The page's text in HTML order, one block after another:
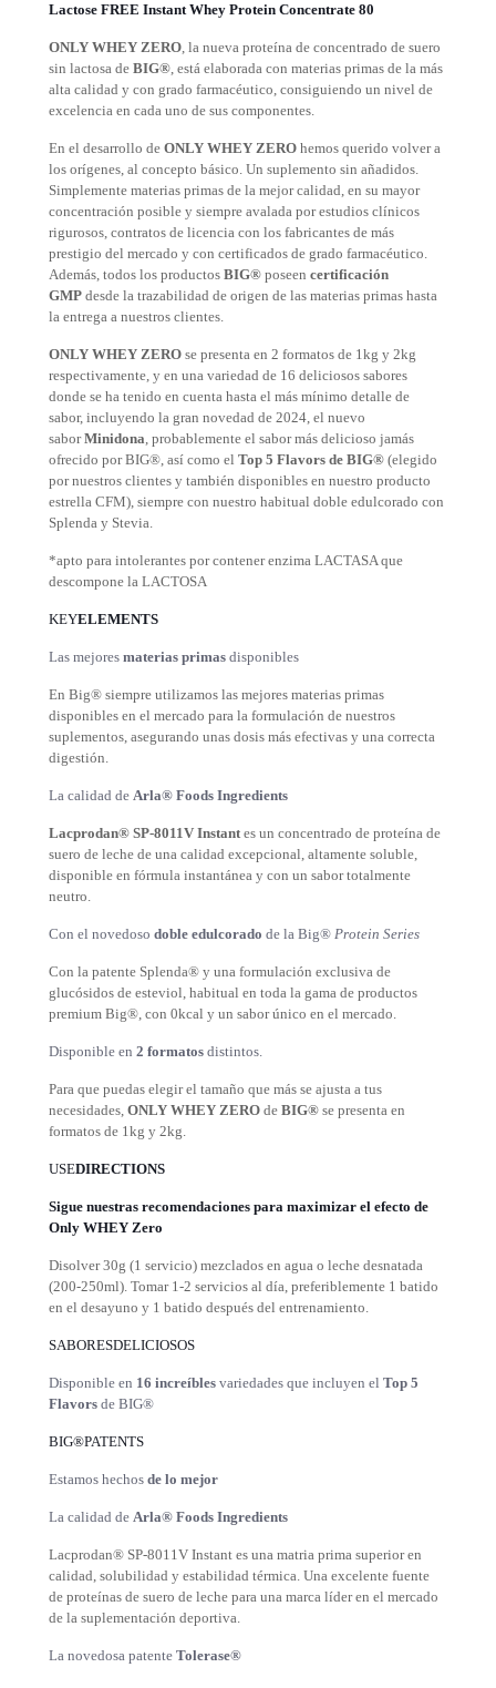
Lactose FREE Instant Whey Protein Concentrate 80
ONLY WHEY ZERO, la nueva proteína de concentrado de suero
sin lactosa deBIG®, está elaborada con materias primas de la más
alta calidad y con grado farmacéutico, consiguiendo un nivel de
excelencia en cada uno de sus componentes.
En el desarrollo deONLY WHEY ZERO hemos querido volver a
los orígenes, al concepto básico. Un suplemento sin añadidos.
Simplemente materias primas de la mejor calidad, en su mayor
concentración posible y siempre avalada por estudios clínicos
rigurosos, contratos de licencia con los fabricantes de más
prestigio del mercado y con certificados de grado farmacéutico.
Además, todos los productosBIG® poseencertificación
GMP desde la trazabilidad de origen de las materias primas hasta
la entrega a nuestros clientes.
ONLY WHEY ZERO se presenta en 2 formatos de 1kg y 2kg
respectivamente, y en una variedad de 16 deliciosos sabores
donde se ha tenido en cuenta hasta el más mínimo detalle de
sabor, incluyendo la gran novedad de 2024, el nuevo
saborMinidona, probablemente el sabor más delicioso jamás
ofrecido por BIG®, así como elTop 5 Flavors de BIG® (elegido
por nuestros clientes y también disponibles en nuestro producto
estrella CFM), siempre con nuestro habitual doble edulcorado con
Splenda y Stevia.
*apto para intolerantes por contener enzima LACTASA que
descompone la LACTOSA
KEYELEMENTS
Las mejoresmaterias primas disponibles
En Big® siempre utilizamos las mejores materias primas
disponibles en el mercado para la formulación de nuestros
suplementos, asegurando unas dosis más efectivas y una correcta
digestión.
La calidad deArla® Foods Ingredients
Lacprodan® SP-8011V Instantes un concentrado de proteína de
suero de leche de una calidad excepcional, altamente soluble,
disponible en fórmula instantánea y con un sabor totalmente
neutro.
Con el novedosodoble edulcorado de la Big®Protein Series
Con la patente Splenda® y una formulación exclusiva de
glucósidos de esteviol, habitual en toda la gama de productos
premium Big®, con 0kcal y un sabor único en el mercado.
Disponible en2 formatos distintos.
Para que puedas elegir el tamaño que más se ajusta a tus
necesidades,ONLY WHEY ZERO deBIG® se presenta en
formatos de 1kg y 2kg.
USEDIRECTIONS
Sigue nuestrasrecomendaciones para maximizar el efecto de
Only WHEY Zero
Disolver 30g (1 servicio) mezclados en agua o leche desnatada
(200-250ml). Tomar 1-2 servicios al día, preferiblemente 1 batido
en el desayuno y 1 batido después del entrenamiento.
SABORESDELICIOSOS
Disponible en 16 increíblesvariedades que incluyen elTop 5
Flavors de BIG®
BIG®PATENTS
Estamos hechosde lo mejor
La calidad deArla® Foods Ingredients
Lacprodan® SP-8011V Instant es una matria prima superior en
calidad, solubilidad y estabilidad térmica. Una excelente fuente
de proteínas de suero de leche para una marca líder en el mercado
de la suplementación deportiva.
La novedosa patenteTolerase®